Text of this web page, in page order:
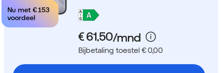
Nu met € 153
voordeel
Bijbetaling toestel € 0,00